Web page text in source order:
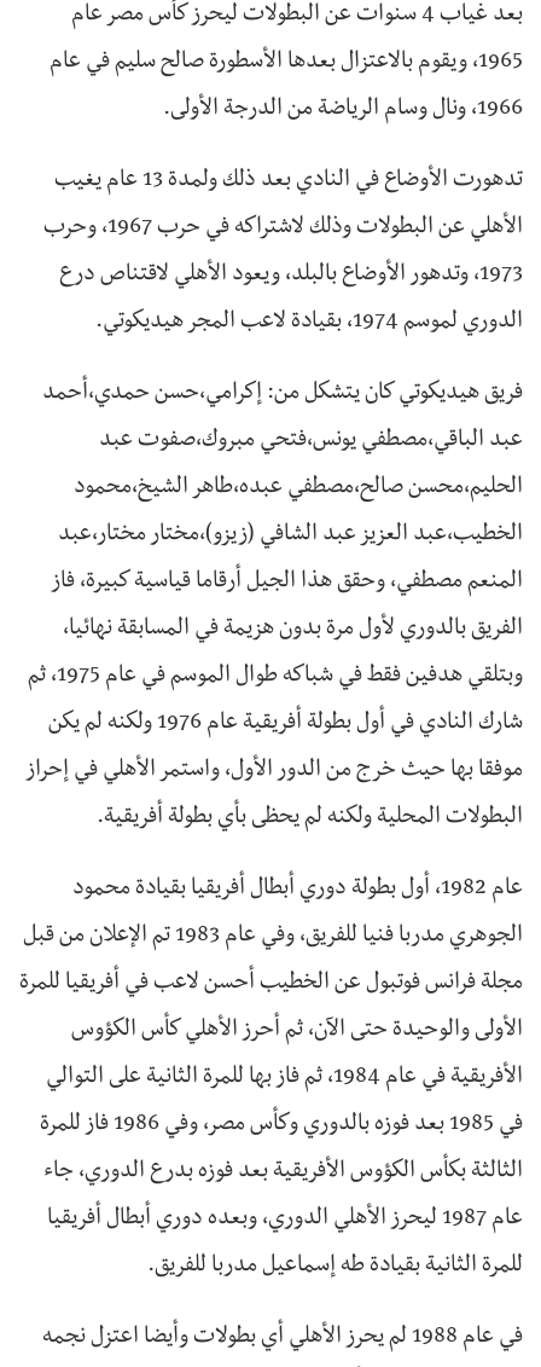
بعد غياب 4 سنوات عن البطولات ليحرز كأس مصر عام
1965، ويقوم بالاعتزال بعدها الأسطورة صالح سليم في عام
1966، ونال وسام الرياضة من الدرجة الأولى.
تدهورت الأوضاع في النادي بعد ذلك ولمدة 13 عام يغيب
الأهلي عن البطولات وذلك لاشتراكه في حرب 1967، وحرب
1973، وتدهور الأوضاع بالبلد، ويعود الأهلي لاقتناص درع
الدوري لموسم 1974، بقيادة لاعب المجر هيديكوتي.
فريق هيديكوتي كان يتشكل من: إكرامي،حسن حمدي،أحمد
عبد الباقي،مصطفي يونس،فتحي مبروك،صفوت عبد
الحليم،محسن صالح،مصطفي عبده،طاهر الشيخ،محمود
الخطيب،عبد العزيز عبد الشافي (زيزو)،مختار مختار،عبد
المنعم مصطفي، وحقق هذا الجيل أرقاما قياسية كبيرة، فاز
الفريق بالدوري لأول مرة بدون هزيمة في المسابقة نهائيا،
وبتلقي هدفين فقط في شباكه طوال الموسم في عام 1975، ثم
شارك النادي في أول بطولة أفريقية عام 1976 ولكنه لم يكن
موفقا بها حيث خرج من الدور الأول، واستمر الأهلي في إحراز
البطولات المحلية ولكنه لم يحظى بأي بطولة أفريقية.
عام 1982، أول بطولة دوري أبطال أفريقيا بقيادة محمود
الجوهري مدربا فنيا للفريق، وفي عام 1983 تم الإعلان من قبل
مجلة فرانس فوتبول عن الخطيب أحسن لاعب في أفريقيا للمرة
الأولى والوحيدة حتى الآن، ثم أحرز الأهلي كأس الكؤوس
الأفريقية في عام 1984، ثم فاز بها للمرة الثانية على التوالي
في 1985 بعد فوزه بالدوري وكأس مصر، وفي 1986 فاز للمرة
الثالثة بكأس الكؤوس الأفريقية بعد فوزه بدرع الدوري، جاء
عام 1987 ليحرز الأهلي الدوري، وبعده دوري أبطال أفريقيا
للمرة الثانية بقيادة طه إسماعيل مدربا للفريق.
في عام 1988 لم يحرز الأهلي أي بطولات وأيضا اعتزل نجمه